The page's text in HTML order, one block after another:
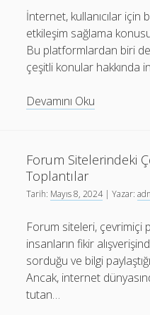
Destek
İnternet, kullanıcılar için
etkileşim sağlama
Bu platformlardan biri
çeşitli konular hakkında
Devamını Oku
Politikaları
ve
Forum Sitelerindeki
Toplantılar
Tarih: Mayıs 8, 2024| Yazar:
Forum siteleri, çevrimiçi
insanların fikir
sorduğu ve bilgi
Ancak, internet
tutan…